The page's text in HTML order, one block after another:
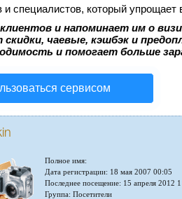
специалистов, который упрощает
и напоминает им о
скидки, чаевые, кэшбэк и
и помогает больше
сервисом
Полное имя:
Дата регистрации: 18 мая 2007 00:05
Последнее посещение: 15 апреля 2012
Группа: Посетители